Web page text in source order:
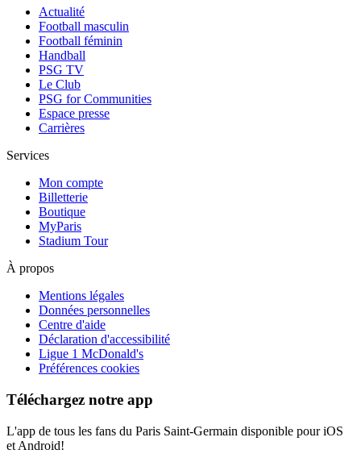
Actualité
Football masculin
Football féminin
Handball
PSG TV
Le Club
PSG for Communities
Espace presse
Carrières
Services
Mon compte
Billetterie
Boutique
MyParis
Stadium Tour
À propos
Mentions légales
Données personnelles
Centre d'aide
Déclaration d'accessibilité
Ligue 1 McDonald's
Préférences cookies
Téléchargez notre app
L'app de tous les fans du Paris Saint-Germain disponible pour iOS
et Android!